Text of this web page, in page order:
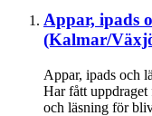
Appar, ipads
(Kalmar/
Appar, ipads och
Har fått uppdraget
och läsning för